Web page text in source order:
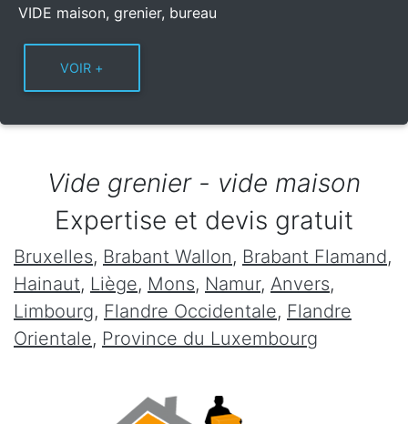
VIDE maison, grenier, bureau
Vide grenier - vide maison
Expertise et devis gratuit
Bruxelles, Brabant Wallon, Brabant Flamand,
Hainaut, Liège, Mons, Namur, Anvers,
Limbourg, Flandre Occidentale, Flandre
Orientale, Province du Luxembourg